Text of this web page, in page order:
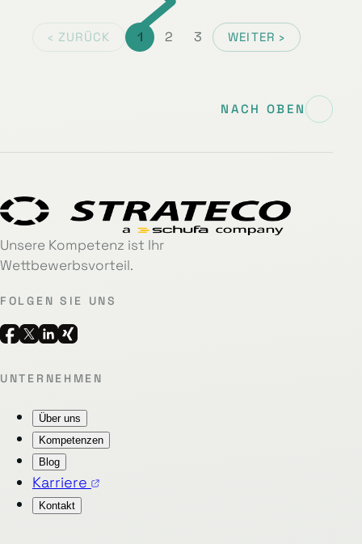
‹ ZURÜCK 1 2 3 WEITER ›
NACH OBEN
Unsere Kompetenz ist Ihr
Wettbewerbsvorteil.
FOLGEN SIE UNS
UNTERNEHMEN
Über uns
Kompetenzen
Blog
Karriere
Kontakt